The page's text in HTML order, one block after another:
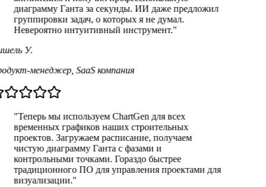
диаграмму Ганта за секунды. ИИ даже предложил
группировки задач, о которых я не думал.
Невероятно интуитивный инструмент."
У.
менеджер, SaaS компания
"Теперь мы используем ChartGen для всех
временных графиков наших строительных
проектов. Загружаем расписание, получаем
чистую диаграмму Ганта с фазами и
контрольными точками. Гораздо быстрее
традиционного ПО для управления проектами для
визуализации."